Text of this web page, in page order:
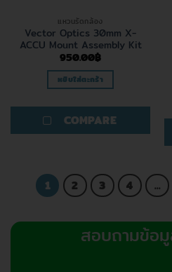
แหวนรัดกล้อง
Vector Optics 30mm X-
ACCU Mount Assembly Kit
950.00฿
หยิบใส่ตะกร้า
COMPARE
1 2 3 4 …
สอบถามข้อ